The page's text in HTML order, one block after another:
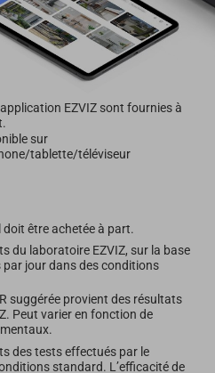
EZVIZ sont fournies à
sur
tablette/téléviseur
être achetée à part.
du laboratoire EZVIZ, sur la base
par jour dans des conditions
suggérée provient des résultats
Peut varier en fonction de
des tests effectués par le
standard. L’efficacité de